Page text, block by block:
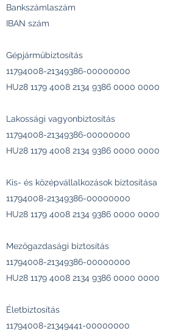
Bankszámlaszám
IBAN szám
Gépjárműbiztosítás
11794008-21349386-00000000
HU28 1179 4008 2134 9386 0000 0000
Lakossági vagyonbiztosítás
11794008-21349386-00000000
HU28 1179 4008 2134 9386 0000 0000
Kis- és középvállalkozások biztosítása
11794008-21349386-00000000
HU28 1179 4008 2134 9386 0000 0000
Mezőgazdasági biztosítás
11794008-21349386-00000000
HU28 1179 4008 2134 9386 0000 0000
Életbiztosítás
11794008-21349441-00000000